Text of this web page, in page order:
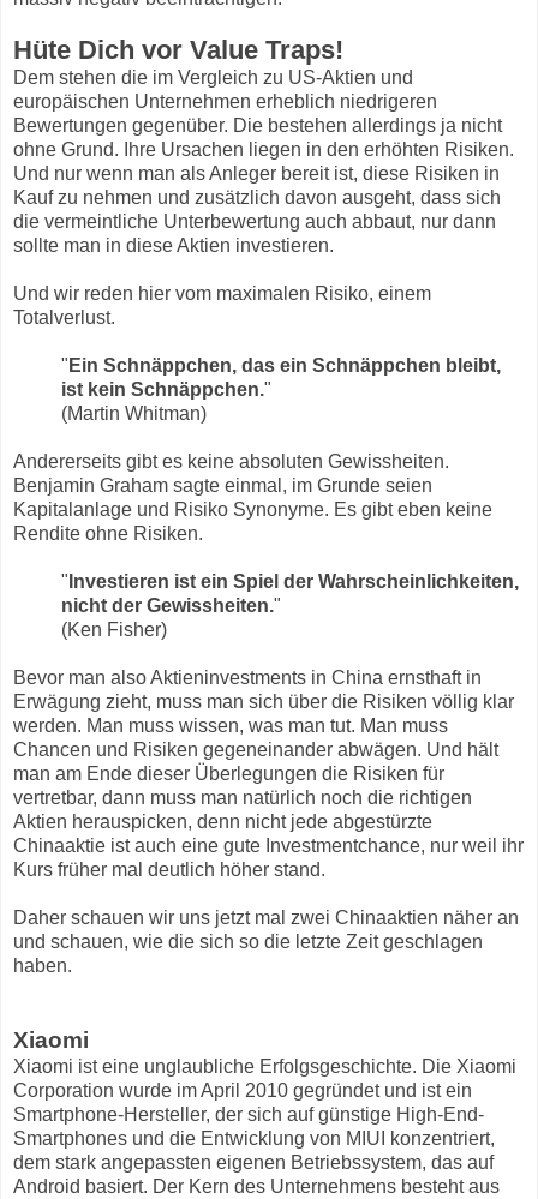
Hüte Dich vor Value Traps!
Dem stehen die im Vergleich zu US-Aktien und
europäischen Unternehmen erheblich niedrigeren
Bewertungen gegenüber. Die bestehen allerdings ja nicht
ohne Grund. Ihre Ursachen liegen in den erhöhten Risiken.
Und nur wenn man als Anleger bereit ist, diese Risiken in
Kauf zu nehmen und zusätzlich davon ausgeht, dass sich
die vermeintliche Unterbewertung auch abbaut, nur dann
sollte man in diese Aktien investieren.
Und wir reden hier vom maximalen Risiko, einem
Totalverlust.
" Ein Schnäppchen, das ein Schnäppchen bleibt,
ist kein Schnäppchen."
(Martin Whitman)
Andererseits gibt es keine absoluten Gewissheiten.
Benjamin Graham sagte einmal, im Grunde seien
Kapitalanlage und Risiko Synonyme. Es gibt eben keine
Rendite ohne Risiken.
" Investieren ist ein Spiel der Wahrscheinlichkeiten,
nicht der Gewissheiten."
(Ken Fisher)
Bevor man also Aktieninvestments in China ernsthaft in
Erwägung zieht, muss man sich über die Risiken völlig klar
werden. Man muss wissen, was man tut. Man muss
Chancen und Risiken gegeneinander abwägen. Und hält
man am Ende dieser Überlegungen die Risiken für
vertretbar, dann muss man natürlich noch die richtigen
Aktien herauspicken, denn nicht jede abgestürzte
Chinaaktie ist auch eine gute Investmentchance, nur weil ihr
Kurs früher mal deutlich höher stand.
Daher schauen wir uns jetzt mal zwei Chinaaktien näher an
und schauen, wie die sich so die letzte Zeit geschlagen
haben.
Xiaomi
Xiaomi ist eine unglaubliche Erfolgsgeschichte. Die Xiaomi
Corporation wurde im April 2010 gegründet und ist ein
Smartphone-Hersteller, der sich auf günstige High-End-
Smartphones und die Entwicklung von MIUI konzentriert,
dem stark angepassten eigenen Betriebssystem, das auf
Android basiert. Der Kern des Unternehmens besteht aus